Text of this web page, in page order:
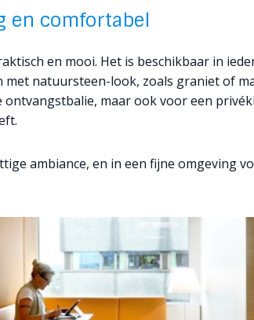
en comfortabel
en mooi. Het is beschikbaar in
met natuursteen-look, zoals graniet of
maar ook voor een
ambiance, en in een fijne omgeving